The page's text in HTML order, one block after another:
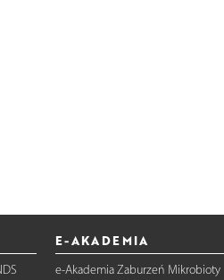
E-AKADEMIA
e-Akademia Zaburzeń Mikrobioty